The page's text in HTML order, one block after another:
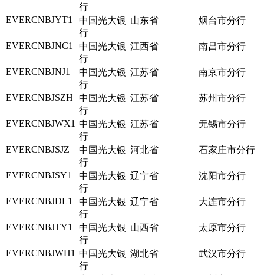
行
EVERCNBJYT1
中国光大银
行
山东省 烟台市分行
EVERCNBJNC1
中国光大银
行
江西省 南昌市分行
EVERCNBJNJ1
中国光大银
行
江苏省 南京市分行
EVERCNBJSZH
中国光大银
行
江苏省 苏州市分行
EVERCNBJWX1 中国光大银
行
江苏省 无锡市分行
EVERCNBJSJZ
中国光大银
行
河北省 石家庄市分行
EVERCNBJSY1
中国光大银
行
辽宁省 沈阳市分行
EVERCNBJDL1
中国光大银
行
辽宁省 大连市分行
EVERCNBJTY1
中国光大银
行
山西省 太原市分行
EVERCNBJWH1 中国光大银
行
湖北省 武汉市分行